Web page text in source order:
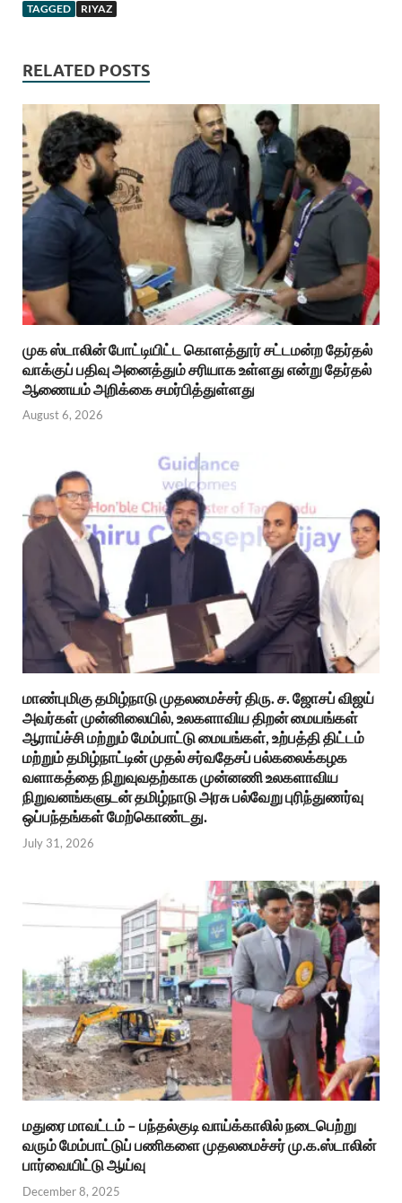
TAGGED RIYAZ
RELATED POSTS
முக ஸ்டாலின் போட்டியிட்ட கொளத்தூர் சட்டமன்ற தேர்தல்
வாக்குப் பதிவு அனைத்தும் சரியாக உள்ளது என்று தேர்தல்
ஆணையம் அறிக்கை சமர்பித்துள்ளது
August 6, 2026
மாண்புமிகு தமிழ்நாடு முதலமைச்சர் திரு. ச. ஜோசப் விஜய்
அவர்கள் முன்னிலையில், உலகளாவிய திறன் மையங்கள்
ஆராய்ச்சி மற்றும் மேம்பாட்டு மையங்கள், உற்பத்தி திட்டம்
மற்றும் தமிழ்நாட்டின் முதல் சர்வதேசப் பல்கலைக்கழக
வளாகத்தை நிறுவுவதற்காக முன்னணி உலகளாவிய
நிறுவனங்களுடன் தமிழ்நாடு அரசு பல்வேறு புரிந்துணர்வு
ஒப்பந்தங்கள் மேற்கொண்டது.
July 31, 2026
மதுரை மாவட்டம் – பந்தல்குடி வாய்க்காலில் நடைபெற்று
வரும் மேம்பாட்டுப் பணிகளை முதலமைச்சர் மு.க.ஸ்டாலின்
பார்வையிட்டு ஆய்வு
December 8, 2025